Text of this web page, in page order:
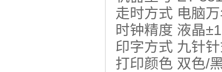
走时方式 电脑
时钟精度 液晶
印字方式 九针
打印颜色 双色/